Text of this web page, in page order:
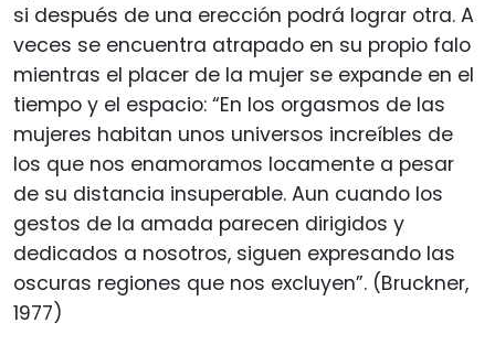
si después de una erección podrá lograr otra. A
veces se encuentra atrapado en su propio falo
mientras el placer de la mujer se expande en el
tiempo y el espacio: “En los orgasmos de las
mujeres habitan unos universos increíbles de
los que nos enamoramos locamente a pesar
de su distancia insuperable. Aun cuando los
gestos de la amada parecen dirigidos y
dedicados a nosotros, siguen expresando las
oscuras regiones que nos excluyen”. (Bruckner,
1977)